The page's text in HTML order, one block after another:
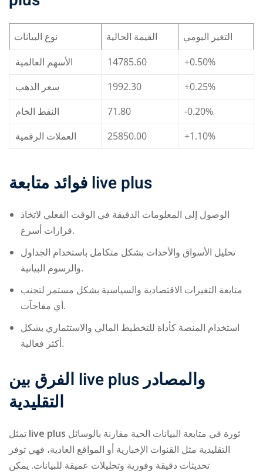
نوع البيانات القيمة الحالية
التغير اليومي
الأسهم العالمية
14785.60
+0.50%
سعر الذهب
1992.30
+0.25%
النفط الخام
71.80
-0.20%
العملات الرقمية
25850.00 +1.10%
live plus
الوصول إلى المعلومات الدقيقة في الوقت الفعلي لاتخاذ
قرارات أسرع.
تحليل الأسواق والأحداث بشكل متكامل باستخدام الجداول
والرسوم البيانية.
متابعة التغيرات الاقتصادية والسياسية بشكل مستمر لتجنب
أي مفاجآت.
استخدام المنصة كأداة للتخطيط المالي والاستثماري بشكل
أكثر فعالية.
live plusوالمصادر
التقليدية
live plus
التقليدية مثل القنوات الإخبارية أو المواقع العادية، فهي توفر
تحديثات دقيقة وفورية وتحليلات عميقة للبيانات. يمكن